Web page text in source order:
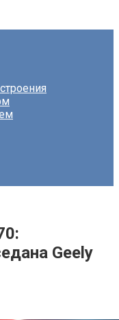
Geely